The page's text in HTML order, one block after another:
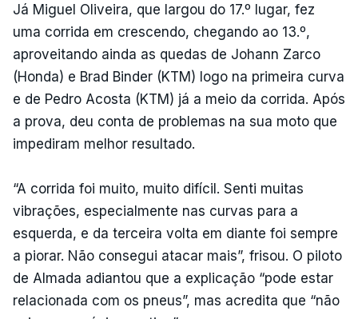
Já Miguel Oliveira, que largou do 17.º lugar, fez
uma corrida em crescendo, chegando ao 13.º,
aproveitando ainda as quedas de Johann Zarco
(Honda) e Brad Binder (KTM) logo na primeira curva
e de Pedro Acosta (KTM) já a meio da corrida. Após
a prova, deu conta de problemas na sua moto que
impediram melhor resultado.
“A corrida foi muito, muito difícil. Senti muitas
vibrações, especialmente nas curvas para a
esquerda, e da terceira volta em diante foi sempre
a piorar. Não consegui atacar mais”, frisou. O piloto
de Almada adiantou que a explicação “pode estar
relacionada com os pneus”, mas acredita que “não